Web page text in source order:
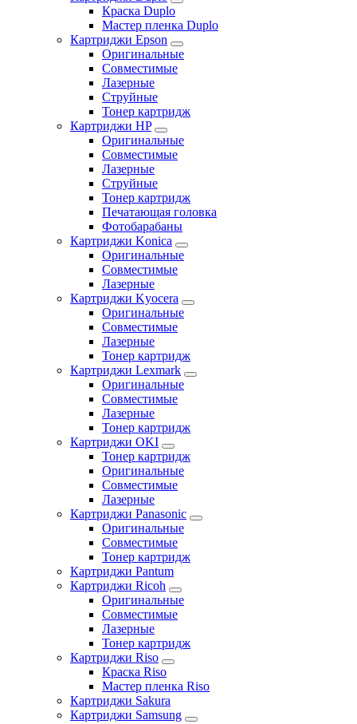
Краска Duplo
Мастер пленка Duplo
Картриджи Epson
Оригинальные
Совместимые
Лазерные
Струйные
Тонер картридж
Картриджи HP
Оригинальные
Совместимые
Лазерные
Струйные
Тонер картридж
Печатающая головка
Фотобарабаны
Картриджи Konica
Оригинальные
Совместимые
Лазерные
Картриджи Kyocera
Оригинальные
Совместимые
Лазерные
Тонер картридж
Картриджи Lexmark
Оригинальные
Совместимые
Лазерные
Тонер картридж
Картриджи OKI
Тонер картридж
Оригинальные
Совместимые
Лазерные
Картриджи Panasonic
Оригинальные
Совместимые
Тонер картридж
Картриджи Pantum
Картриджи Ricoh
Оригинальные
Совместимые
Лазерные
Тонер картридж
Картриджи Riso
Краска Riso
Мастер пленка Riso
Картриджи Sakura
Картриджи Samsung